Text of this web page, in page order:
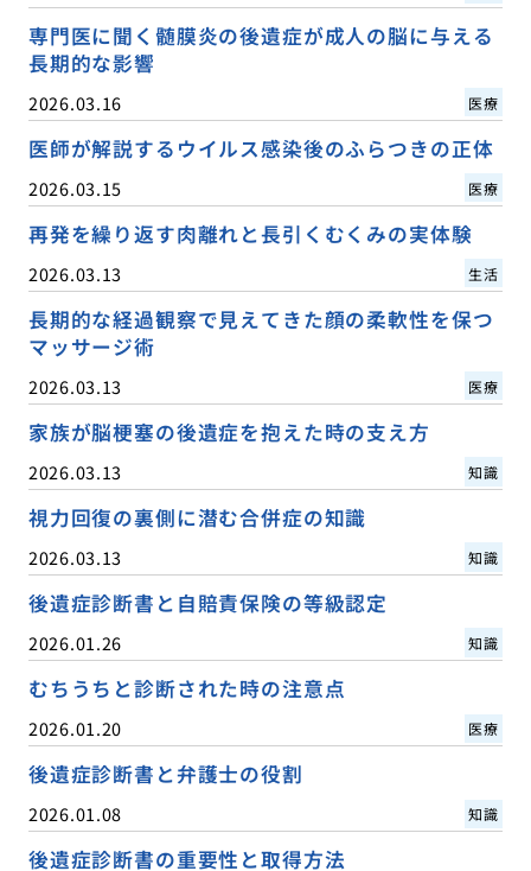
専門医に聞く髄膜炎の後遺症が成人の脳に与える
長期的な影響
2026.03.16 医療
医師が解説するウイルス感染後のふらつきの正体
2026.03.15 医療
再発を繰り返す肉離れと長引くむくみの実体験
2026.03.13 生活
長期的な経過観察で見えてきた顔の柔軟性を保つ
マッサージ術
2026.03.13 医療
家族が脳梗塞の後遺症を抱えた時の支え方
2026.03.13 知識
視力回復の裏側に潜む合併症の知識
2026.03.13 知識
後遺症診断書と自賠責保険の等級認定
2026.01.26 知識
むちうちと診断された時の注意点
2026.01.20 医療
後遺症診断書と弁護士の役割
2026.01.08 知識
後遺症診断書の重要性と取得方法